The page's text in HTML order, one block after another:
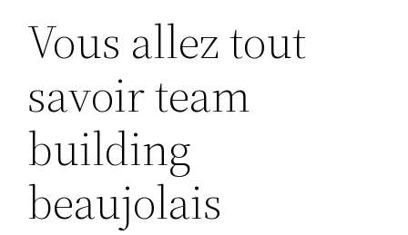
Vous allez tout
savoir team
building
beaujolais